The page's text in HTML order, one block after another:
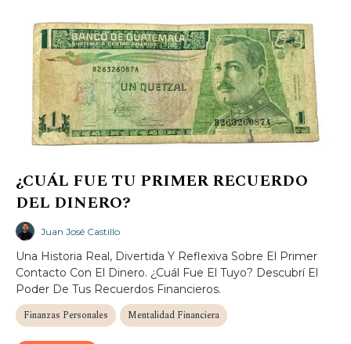
¿CUÁL FUE TU PRIMER RECUERDO
DEL DINERO?
Juan José Castillo
Una Historia Real, Divertida Y Reflexiva Sobre El Primer
Contacto Con El Dinero. ¿Cuál Fue El Tuyo? Descubrí El
Poder De Tus Recuerdos Financieros.
Finanzas Personales Mentalidad Financiera